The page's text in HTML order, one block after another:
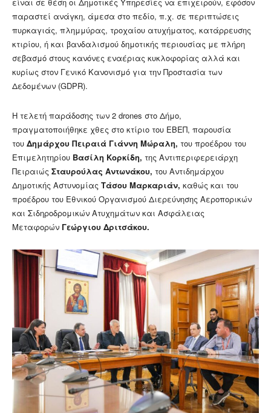
είναι σε θέση οι Δημοτικές Υπηρεσίες να επιχειρούν, εφόσον
παραστεί ανάγκη, άμεσα στο πεδίο, π.χ. σε περιπτώσεις
πυρκαγιάς, πλημμύρας, τροχαίου ατυχήματος, κατάρρευσης
κτιρίου, ή και βανδαλισμού δημοτικής περιουσίας με πλήρη
σεβασμό στους κανόνες εναέριας κυκλοφορίας αλλά και
κυρίως στον Γενικό Κανονισμό για την Προστασία των
Δεδομένων (GDPR).
Η τελετή παράδοσης των 2 drones στο Δήμο,
πραγματοποιήθηκε χθες στο κτίριο του ΕΒΕΠ, παρουσία
του Δημάρχου Πειραιά Γιάννη Μώραλη, του προέδρου του
Επιμελητηρίου Βασίλη Κορκίδη, της Αντιπεριφερειάρχη
Πειραιώς Σταυρούλας Αντωνάκου, του Αντιδημάρχου
Δημοτικής Αστυνομίας Τάσου Μαρκαριάν, καθώς και του
προέδρου του Εθνικού Οργανισμού Διερεύνησης Αεροπορικών
και Σιδηροδρομικών Ατυχημάτων και Ασφάλειας
Μεταφορών Γεώργιου Δριτσάκου.